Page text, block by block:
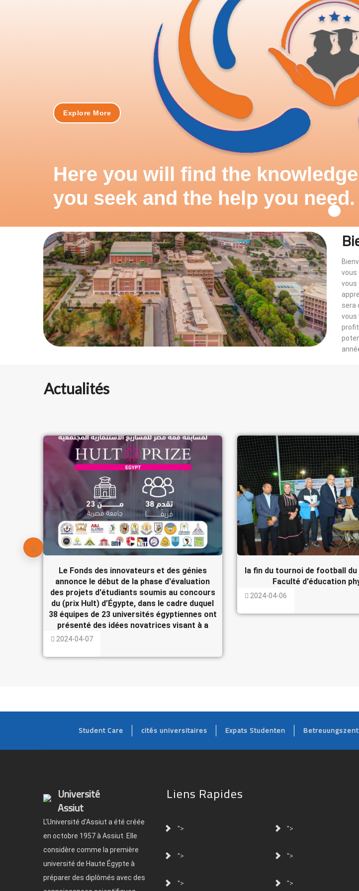
Here you will find the knowledge
you seek and the help you need.
Explore More
vous
vous
sera
vous
Actualités
Le Fonds des innovateurs et des génies
annonce le début de la phase d'évaluation
des projets d'étudiants soumis au concours
du (prix Hult) d’Égypte, dans le cadre duquel
38 équipes de 23 universités égyptiennes ont
présenté des idées novatrices visant à a
2024-04-07
la fin du tournoi de football du
Faculté d'éducation
2024-04-06
Student Care cités universitaires Expats Studenten
Université
Assiut
L'Université d'Assiut a été créée
en octobre 1957 à Assiut. Elle
considère comme la première
université de Haute Égypte à
préparer des diplômés avec des
Liens Rapides
"> ">
"> ">
"> ">